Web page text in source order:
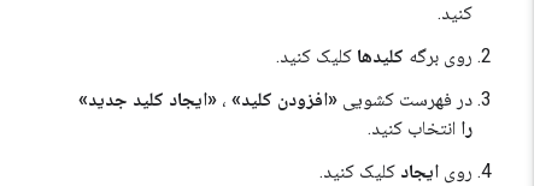
کنید.
روی برگهکلیدهاکلیک کنید.
در فهرست کشویی «افزودن کلید»، «ایجاد کلید جدید»
راانتخاب کنید.
رویایجادکلیک کنید.